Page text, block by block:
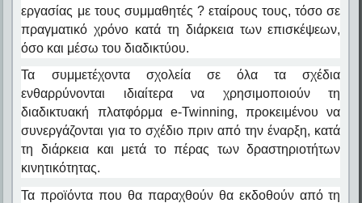
εργασίας με τους συμμαθητές ? εταίρους τους, τόσο σε
πραγματικό χρόνο κατά τη διάρκεια των επισκέψεων,
όσο και μέσω του διαδικτύου.
Τα συμμετέχοντα σχολεία σε όλα τα σχέδια
ενθαρρύνονται ιδιαίτερα να χρησιμοποιούν τη
διαδικτυακή πλατφόρμα e-Twinning, προκειμένου να
συνεργάζονται για το σχέδιο πριν από την έναρξη, κατά
τη διάρκεια και μετά το πέρας των δραστηριοτήτων
κινητικότητας.
Τα προϊόντα που θα παραχθούν θα εκδοθούν από τη